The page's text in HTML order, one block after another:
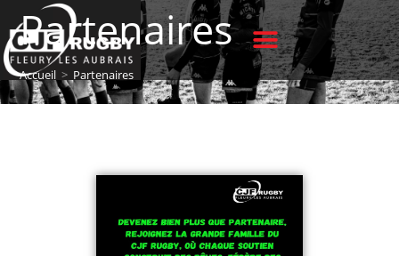
Partenaires
Accueil > Partenaires